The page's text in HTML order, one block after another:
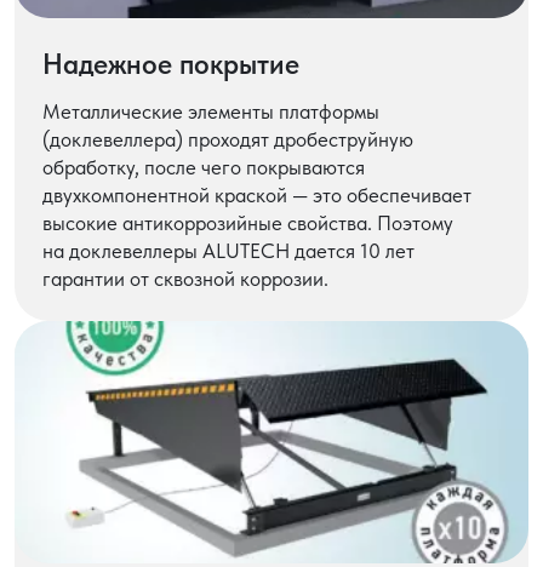
Надежное покрытие
Металлические элементы платформы
(доклевеллера) проходят дробеструйную
обработку, после чего покрываются
двухкомпонентной краской — это обеспечивает
высокие антикоррозийные свойства. Поэтому
на доклевеллеры ALUTECH дается 10 лет
гарантии от сквозной коррозии.